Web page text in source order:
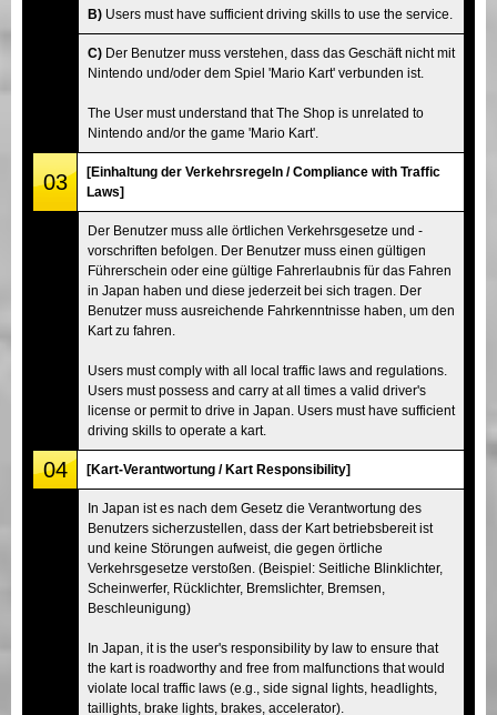
B) Users must have sufficient driving skills to use the service.
C) Der Benutzer muss verstehen, dass das Geschäft nicht mit
Nintendo und/oder dem Spiel 'Mario Kart' verbunden ist.
The User must understand that The Shop is unrelated to
Nintendo and/or the game 'Mario Kart'.
03
[Einhaltung der Verkehrsregeln / Compliance with Traffic
Laws]
Der Benutzer muss alle örtlichen Verkehrsgesetze und -
vorschriften befolgen. Der Benutzer muss einen gültigen
Führerschein oder eine gültige Fahrerlaubnis für das Fahren
in Japan haben und diese jederzeit bei sich tragen. Der
Benutzer muss ausreichende Fahrkenntnisse haben, um den
Kart zu fahren.
Users must comply with all local traffic laws and regulations.
Users must possess and carry at all times a valid driver's
license or permit to drive in Japan. Users must have sufficient
driving skills to operate a kart.
04 [Kart-Verantwortung / Kart Responsibility]
In Japan ist es nach dem Gesetz die Verantwortung des
Benutzers sicherzustellen, dass der Kart betriebsbereit ist
und keine Störungen aufweist, die gegen örtliche
Verkehrsgesetze verstoßen. (Beispiel: Seitliche Blinklichter,
Scheinwerfer, Rücklichter, Bremslichter, Bremsen,
Beschleunigung)
In Japan, it is the user's responsibility by law to ensure that
the kart is roadworthy and free from malfunctions that would
violate local traffic laws (e.g., side signal lights, headlights,
taillights, brake lights, brakes, accelerator).